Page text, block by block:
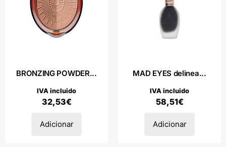
BRONZING POWDER...
32,53€
IVA incluido
Adicionar
MAD EYES delinea...
58,51€
IVA incluido
Adicionar